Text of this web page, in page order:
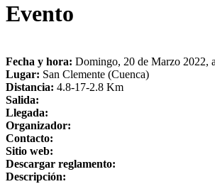
Evento
Fecha y hora: Domingo, 20 de Marzo 2022,
Lugar: San Clemente (Cuenca)
Distancia: 4.8-17-2.8 Km
Salida:
Llegada:
Organizador:
Contacto:
Sitio web:
Descargar reglamento:
Descripción: